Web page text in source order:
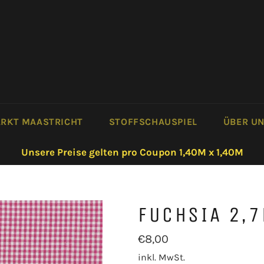
MAASTRICHT STOFFSCHAUSPIEL ÜBER
Unsere Preise gelten pro Coupon 1,40M x 1,40M
FUCHSIA
Normaler
Preis
€8,00
inkl. MwSt.